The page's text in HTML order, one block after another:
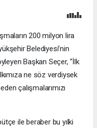
200 milyon lira
Belediyesi’nin
Başkan Seçer, “İlk
ne söz verdiysek
çalışmalarımızı
ile beraber bu yılki